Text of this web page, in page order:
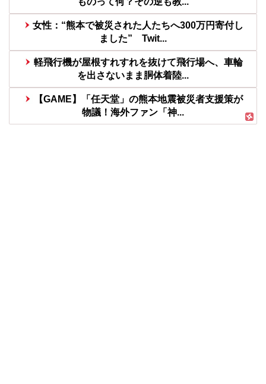
女性：“熊本で被災された人たちへ300万円寄付し
ました” Twit...
軽飛行機が屋根すれすれを抜けて飛行場へ、車輪
を出さないまま胴体着陸...
【GAME】「任天堂」の熊本地震被災者支援策が
物議！海外ファン「神...